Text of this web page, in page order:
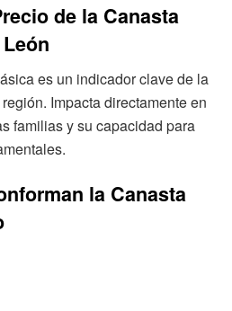
de la Canasta
es un indicador clave de la
Impacta directamente en
familias y su capacidad para
la Canasta